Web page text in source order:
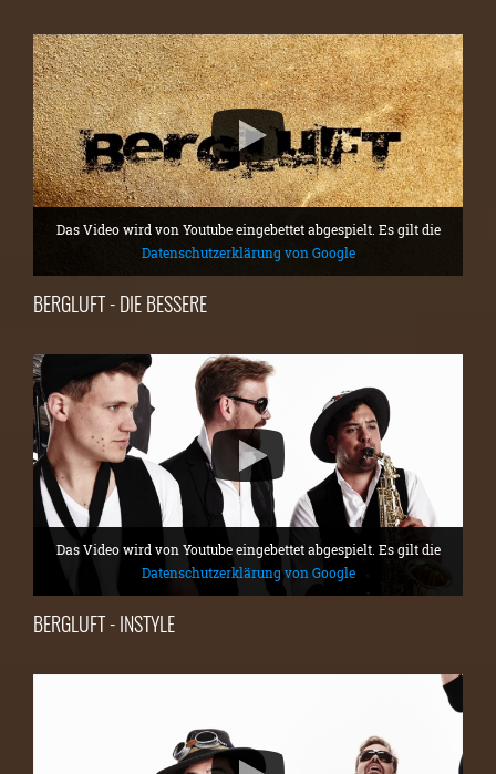
Das Video wird von Youtube eingebettet abgespielt. Es gilt die
Datenschutzerklärung von Google
BERGLUFT - DIE BESSERE
Das Video wird von Youtube eingebettet abgespielt. Es gilt die
Datenschutzerklärung von Google
BERGLUFT - INSTYLE